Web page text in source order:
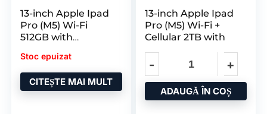
13-inch Apple Ipad
Pro (M5) Wi-Fi
512GB with
Stoc epuizat
CITEȘTE MAI MULT
13-inch Apple Ipad
Pro (M5) Wi-Fi +
Cellular 2TB with
ADAUGĂ ÎN COȘ